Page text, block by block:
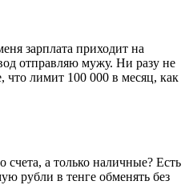
зарплата приходит на
отправляю мужу. Ни разу не
что лимит 100 000 в месяц, как
счета, а только наличные? Есть
рубли в тенге обменять без